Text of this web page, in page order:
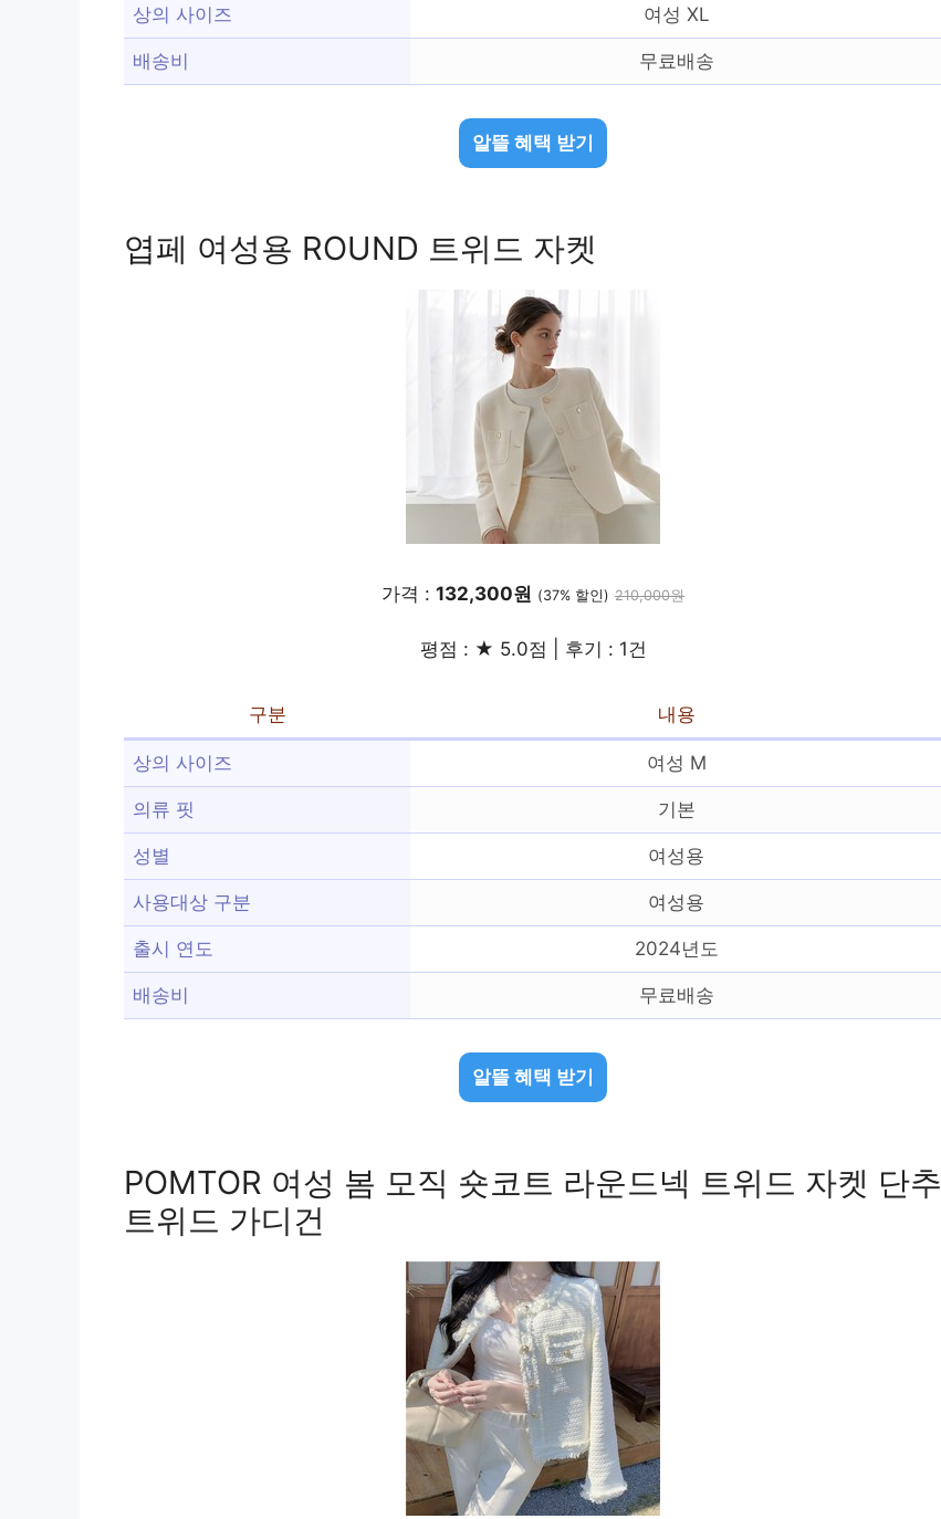
상의 사이즈 여성 XL
배송비 무료배송
알뜰 혜택 받기
엽페 여성용 ROUND 트위드 자켓
가격 : 132,300원 (37% 할인) 210,000원
평점 : ★ 5.0점 | 후기 : 1건
구분 내용
상의 사이즈 여성 M
의류 핏 기본
성별 여성용
사용대상 구분 여성용
출시 연도 2024년도
배송비 무료배송
알뜰 혜택 받기
POMTOR 여성 봄 모직 숏코트 라운드넥 트위드 자켓 단추
트위드 가디건